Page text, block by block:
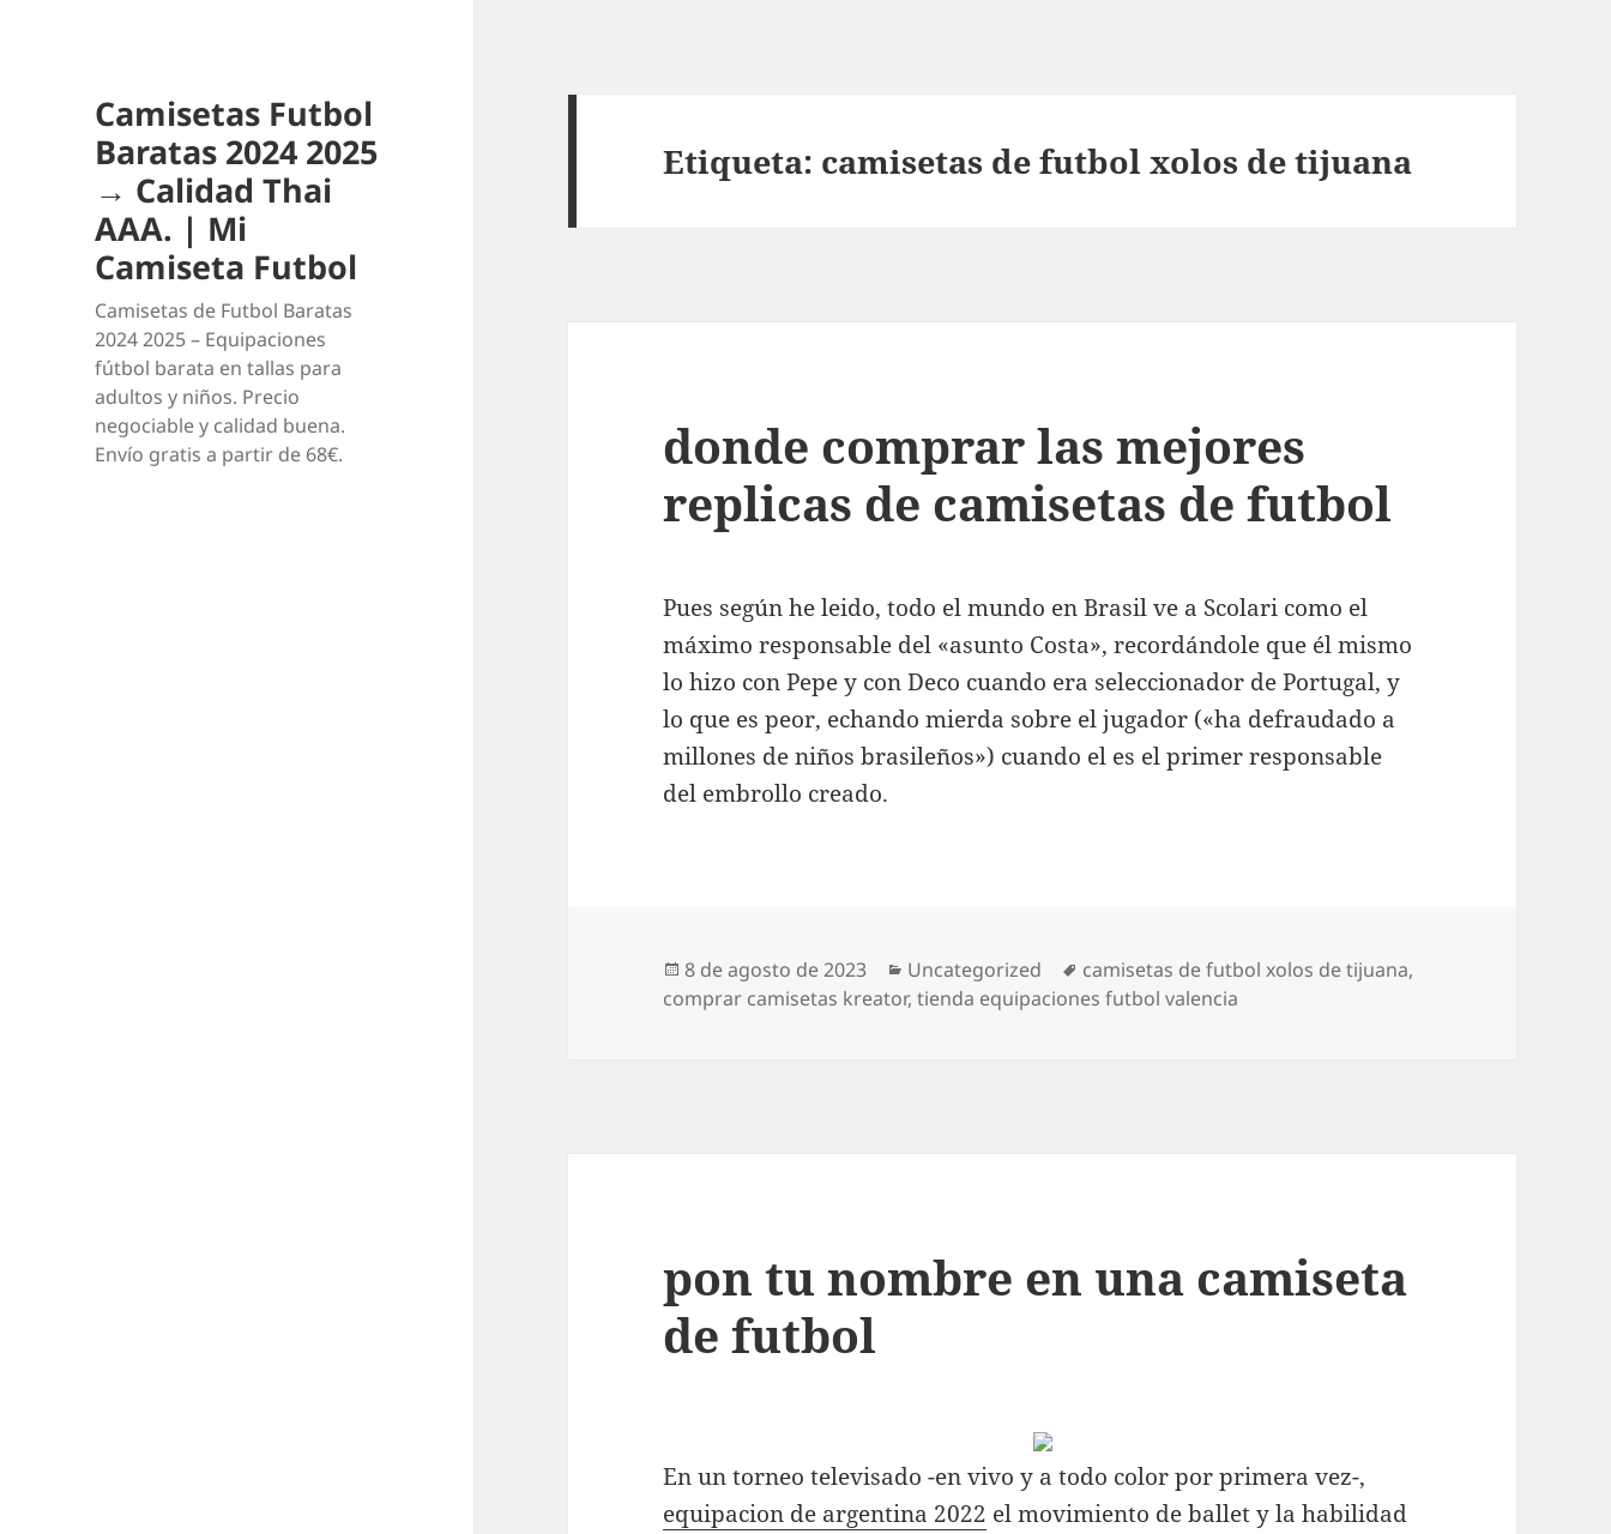
Camisetas Futbol
Baratas 2024 2025
→ Calidad Thai
AAA. | Mi
Camiseta Futbol
Camisetas de Futbol Baratas
2024 2025 – Equipaciones
fútbol barata en tallas para
adultos y niños. Precio
negociable y calidad buena.
Envío gratis a partir de 68€.
Etiqueta: camisetas de futbol xolos de tijuana
donde comprar las mejores
replicas de camisetas de futbol
Pues según he leido, todo el mundo en Brasil ve a Scolari como el
máximo responsable del «asunto Costa», recordándole que él mismo
lo hizo con Pepe y con Deco cuando era seleccionador de Portugal, y
lo que es peor, echando mierda sobre el jugador («ha defraudado a
millones de niños brasileños») cuando el es el primer responsable
del embrollo creado.
Publicado
el
8 de agosto de 2023 Categorías
Uncategorized Etiquetas
camisetas de futbol xolos de tijuana,
comprar camisetas kreator,tienda equipaciones futbol valencia
pon tu nombre en una camiseta
de futbol
En un torneo televisado -en vivo y a todo color por primera vez-,
equipacion de argentina 2022 el movimiento de ballet y la habilidad